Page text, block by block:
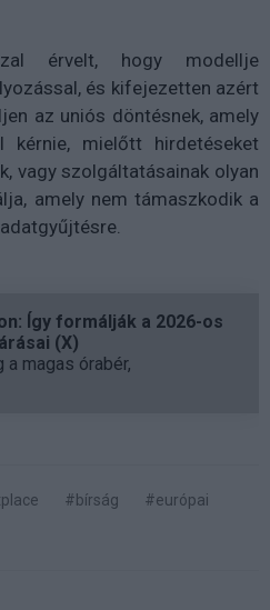
érvelt, hogy modellje
és kifejezetten azért
az uniós döntésnek, amely
kérnie, mielőtt hirdetéseket
vagy szolgáltatásainak olyan
amely nem támaszkodik a
Így formálják a 2026-os
(X)
a magas órabér,
#bírság
#európai